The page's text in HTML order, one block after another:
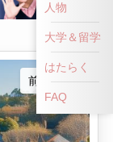
人物
大学＆留学
はたらく
FAQ